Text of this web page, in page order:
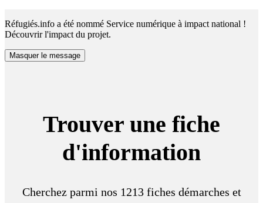
Réfugiés.info a été nommé Service numérique à impact national !
Découvrir l'impact du projet.
Masquer le message
Trouver une fiche
d'information
Cherchez parmi nos 1213 fiches démarches et